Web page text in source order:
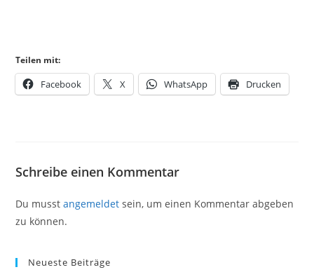
Teilen mit:
Facebook X WhatsApp Drucken
Schreibe einen Kommentar
Du musstangemeldet sein, um einen Kommentar abgeben
zu können.
Neueste Beiträge